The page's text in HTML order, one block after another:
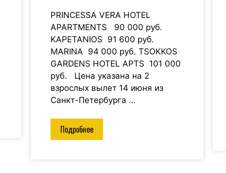
PRINCESSA VERA HOTEL
APARTMENTS 90 000 руб.
KAPETANIOS 91 600 руб.
MARINA 94 000 руб. TSOKKOS
GARDENS HOTEL APTS 101 000
руб. Цена указана на 2
взрослых вылет 14 июня из
Санкт-Петербурга …
Подробнее